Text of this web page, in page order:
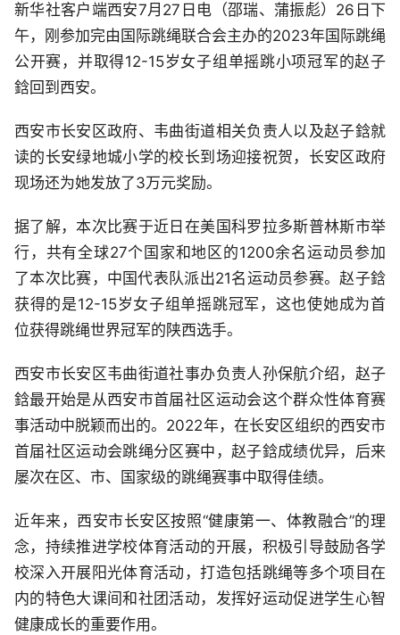
新华社客户端西安7月27日电（邵瑞、蒲振彪）26日下
午，刚参加完由国际跳绳联合会主办的2023年国际跳绳
公开赛，并取得12-15岁女子组单摇跳小项冠军的赵子
鋡回到西安。
西安市长安区政府、韦曲街道相关负责人以及赵子鋡就
读的长安绿地城小学的校长到场迎接祝贺，长安区政府
现场还为她发放了3万元奖励。
据了解，本次比赛于近日在美国科罗拉多斯普林斯市举
行，共有全球27个国家和地区的1200余名运动员参加
了本次比赛，中国代表队派出21名运动员参赛。赵子鋡
获得的是12-15岁女子组单摇跳冠军，这也使她成为首
位获得跳绳世界冠军的陕西选手。
西安市长安区韦曲街道社事办负责人孙保航介绍，赵子
鋡最开始是从西安市首届社区运动会这个群众性体育赛
事活动中脱颖而出的。2022年，在长安区组织的西安市
首届社区运动会跳绳分区赛中，赵子鋡成绩优异，后来
屡次在区、市、国家级的跳绳赛事中取得佳绩。
近年来，西安市长安区按照“健康第一、体教融合”的理
念，持续推进学校体育活动的开展，积极引导鼓励各学
校深入开展阳光体育活动，打造包括跳绳等多个项目在
内的特色大课间和社团活动，发挥好运动促进学生心智
健康成长的重要作用。